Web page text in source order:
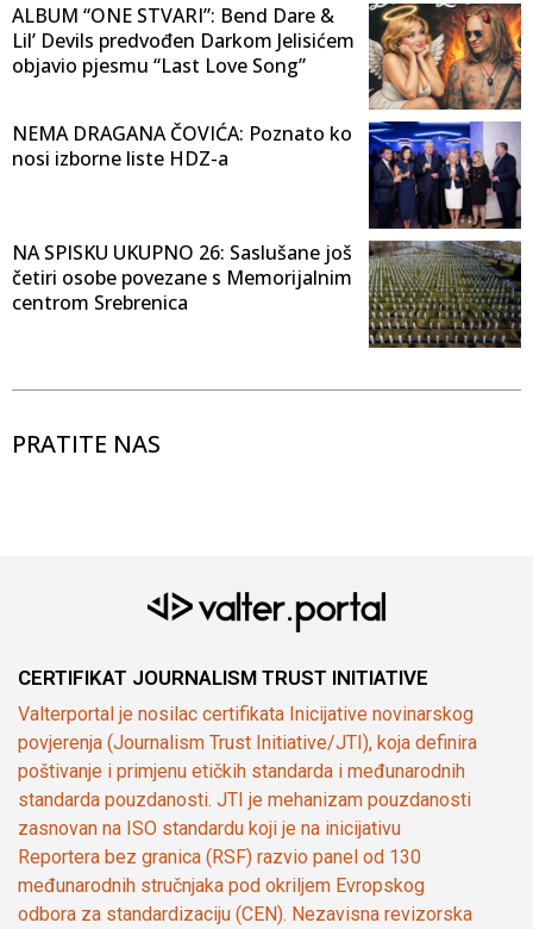
ALBUM “ONE STVARI”: Bend Dare &
Lil’ Devils predvođen Darkom Jelisićem
objavio pjesmu “Last Love Song”
NEMA DRAGANA ČOVIĆA: Poznato ko
nosi izborne liste HDZ-a
NA SPISKU UKUPNO 26: Saslušane još
četiri osobe povezane s Memorijalnim
centrom Srebrenica
PRATITE NAS
CERTIFIKAT JOURNALISM TRUST INITIATIVE
Valterportal je nosilac certifikata Inicijative novinarskog
povjerenja (Journalism Trust Initiative/JTI), koja definira
poštivanje i primjenu etičkih standarda i međunarodnih
standarda pouzdanosti. JTI je mehanizam pouzdanosti
zasnovan na ISO standardu koji je na inicijativu
Reportera bez granica (RSF) razvio panel od 130
međunarodnih stručnjaka pod okriljem Evropskog
odbora za standardizaciju (CEN). Nezavisna revizorska